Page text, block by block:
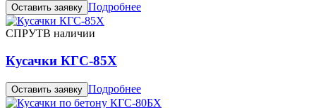
Оставить заявку Подробнее
СПРУТВ наличии
Кусачки КГС-85Х
Оставить заявку Подробнее